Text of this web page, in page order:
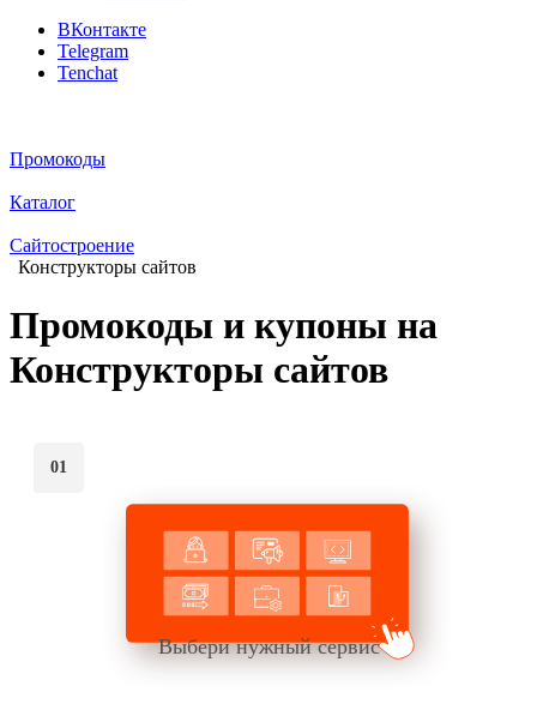
ВКонтакте
Telegram
Tenchat
Промокоды
Каталог
Сайтостроение
Конструкторы сайтов
Промокоды и купоны на
Конструкторы сайтов
01
Выбери нужный сервис